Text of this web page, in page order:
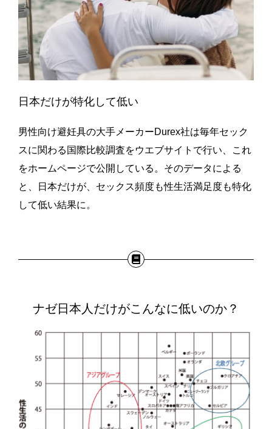
日本だけが特化して低い
男性向け避妊具の大手メーカーDurex社は毎年セック
スに関わる国際比較調査をウエブサイトで行い、これ
をホームページで公開している。そのデータによる
と、日本だけが、セックス頻度も性生活満足度も特化
して低い結果に。
ナゼ日本人だけがこんなに低いのか？